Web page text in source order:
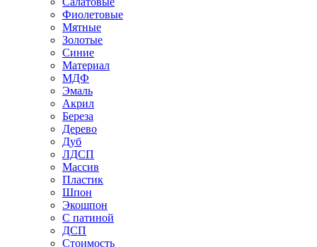
Фиолетовые
Мятные
Золотые
Синие
Материал
МДФ
Эмаль
Акрил
Береза
Дерево
Дуб
ЛДСП
Массив
Пластик
Шпон
Экошпон
С патиной
ДСП
Стоимость